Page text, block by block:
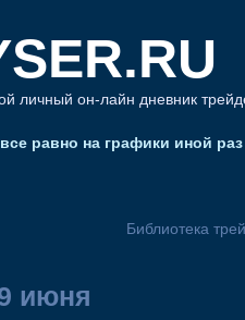
личный он-лайн дневник
равно на графики иной
Библиотека
июня